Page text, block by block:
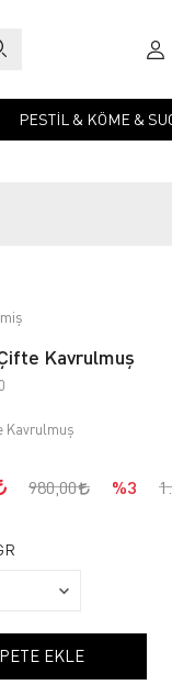
PESTIL & KÖME &
Çifte Kavrulmuş
Kavrulmuş
980,00 %3
EKLE